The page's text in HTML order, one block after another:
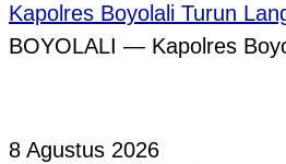
Kapolres Boyolali Turun
BOYOLALI — Kapolres
8 Agustus 2026